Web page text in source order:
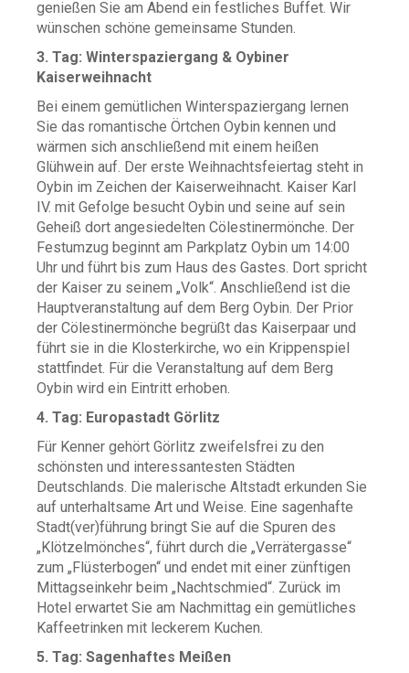
genießen Sie am Abend ein festliches Buffet. Wir
wünschen schöne gemeinsame Stunden.
3. Tag: Winterspaziergang & Oybiner
Kaiserweihnacht
Bei einem gemütlichen Winterspaziergang lernen
Sie das romantische Örtchen Oybin kennen und
wärmen sich anschließend mit einem heißen
Glühwein auf. Der erste Weihnachtsfeiertag steht in
Oybin im Zeichen der Kaiserweihnacht. Kaiser Karl
IV. mit Gefolge besucht Oybin und seine auf sein
Geheiß dort angesiedelten Cölestinermönche. Der
Festumzug beginnt am Parkplatz Oybin um 14:00
Uhr und führt bis zum Haus des Gastes. Dort spricht
der Kaiser zu seinem „Volk“. Anschließend ist die
Hauptveranstaltung auf dem Berg Oybin. Der Prior
der Cölestinermönche begrüßt das Kaiserpaar und
führt sie in die Klosterkirche, wo ein Krippenspiel
stattfindet. Für die Veranstaltung auf dem Berg
Oybin wird ein Eintritt erhoben.
4. Tag: Europastadt Görlitz
Für Kenner gehört Görlitz zweifelsfrei zu den
schönsten und interessantesten Städten
Deutschlands. Die malerische Altstadt erkunden Sie
auf unterhaltsame Art und Weise. Eine sagenhafte
Stadt(ver)führung bringt Sie auf die Spuren des
„Klötzelmönches“, führt durch die „Verrätergasse“
zum „Flüsterbogen“ und endet mit einer zünftigen
Mittagseinkehr beim „Nachtschmied“. Zurück im
Hotel erwartet Sie am Nachmittag ein gemütliches
Kaffeetrinken mit leckerem Kuchen.
5. Tag: Sagenhaftes Meißen